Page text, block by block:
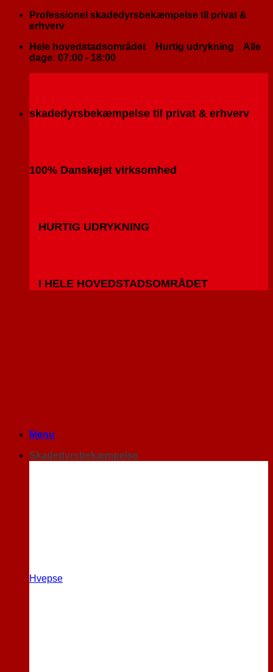
FortsætProfessionel skadedyrsbekæmpelse til privat &
erhverv
Hele hovedstadsområdet
Hurtig udrykning
Alle
dage: 07:00 - 18:00
skadedyrsbekæmpelse til privat & erhverv
100% Danskejet virksomhed
HURTIG UDRYKNING
I HELE HOVEDSTADSOMRÅDET
Menu
Skadedyrsbekæmpelse
Hvepse